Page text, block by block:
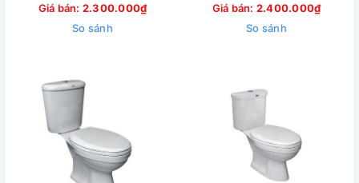
Giá bán: 2.300.000₫
So sánh
Giá bán: 2.400.000₫
So sánh